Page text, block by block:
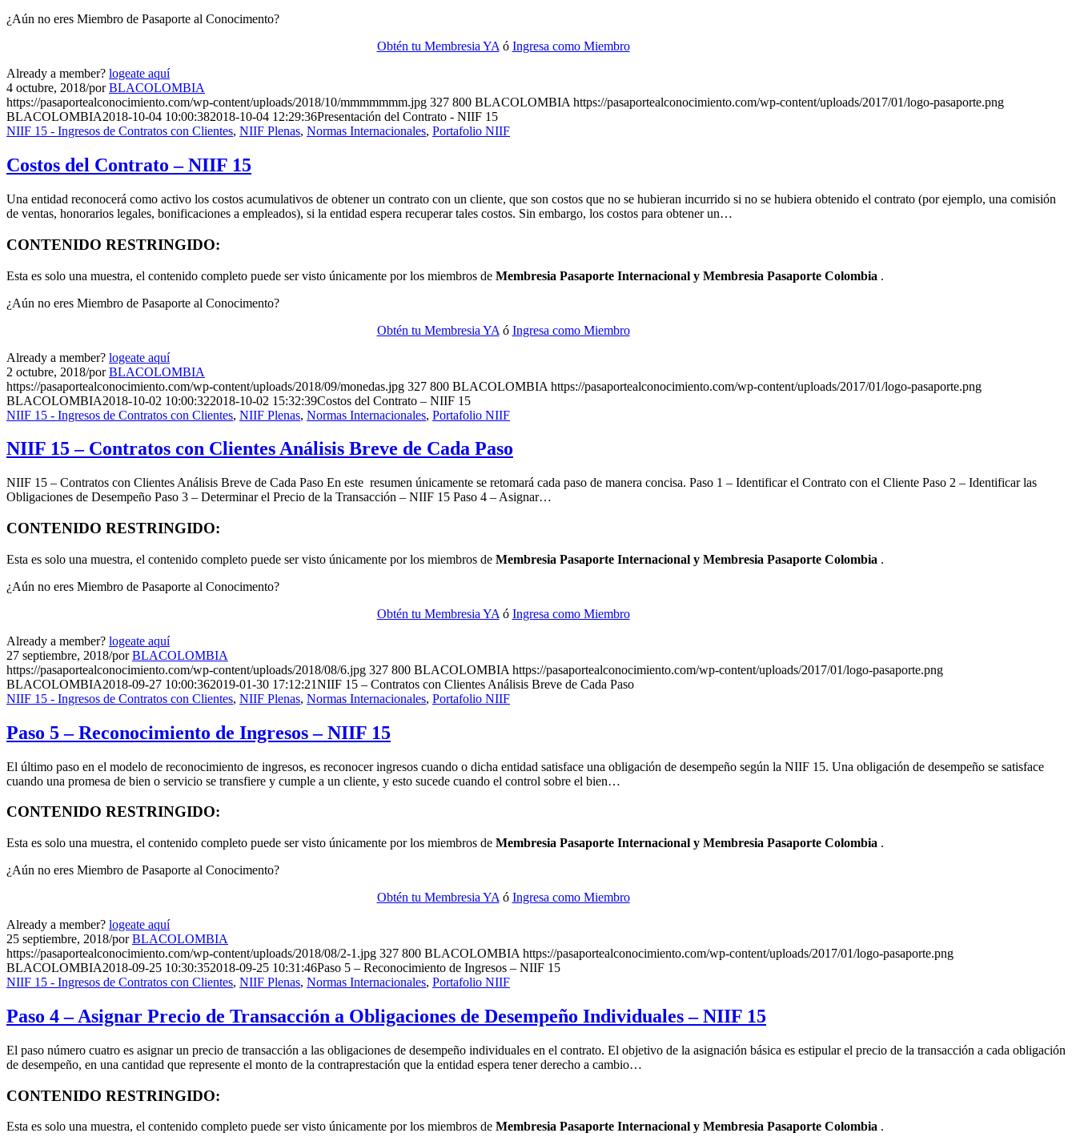
¿Aún no eres Miembro de Pasaporte al Conocimento?
Obtén tu Membresia YA ó Ingresa como Miembro
Already a member? logeate aquí
4 octubre, 2018/porBLACOLOMBIA
https://pasaportealconocimiento.com/wp-content/uploads/2018/10/mmmmmmm.jpg 327 800 BLACOLOMBIA https://pasaportealconocimiento.com/wp-content/uploads/2017/01/logo-pasaporte.png
BLACOLOMBIA2018-10-04 10:00:382018-10-04 12:29:36Presentación del Contrato - NIIF 15
NIIF 15 - Ingresos de Contratos con Clientes, NIIF Plenas, Normas Internacionales, Portafolio NIIF
Costos del Contrato – NIIF 15
Una entidad reconocerá como activo los costos acumulativos de obtener un contrato con un cliente, que son costos que no se hubieran incurrido si no se hubiera obtenido el contrato (por ejemplo, una comisión
de ventas, honorarios legales, bonificaciones a empleados), si la entidad espera recuperar tales costos. Sin embargo, los costos para obtener un…
CONTENIDO RESTRINGIDO:
Esta es solo una muestra, el contenido completo puede ser visto únicamente por los miembros de Membresia Pasaporte Internacional y Membresia Pasaporte Colombia .
¿Aún no eres Miembro de Pasaporte al Conocimento?
Obtén tu Membresia YA ó Ingresa como Miembro
Already a member? logeate aquí
2 octubre, 2018/porBLACOLOMBIA
https://pasaportealconocimiento.com/wp-content/uploads/2018/09/monedas.jpg 327 800 BLACOLOMBIA https://pasaportealconocimiento.com/wp-content/uploads/2017/01/logo-pasaporte.png
BLACOLOMBIA2018-10-02 10:00:322018-10-02 15:32:39Costos del Contrato – NIIF 15
NIIF 15 - Ingresos de Contratos con Clientes, NIIF Plenas, Normas Internacionales, Portafolio NIIF
NIIF 15 – Contratos con Clientes Análisis Breve de Cada Paso
NIIF 15 – Contratos con Clientes Análisis Breve de Cada Paso En este resumen únicamente se retomará cada paso de manera concisa. Paso 1 – Identificar el Contrato con el Cliente Paso 2 – Identificar las
Obligaciones de Desempeño Paso 3 – Determinar el Precio de la Transacción – NIIF 15 Paso 4 – Asignar…
CONTENIDO RESTRINGIDO:
Esta es solo una muestra, el contenido completo puede ser visto únicamente por los miembros de Membresia Pasaporte Internacional y Membresia Pasaporte Colombia .
¿Aún no eres Miembro de Pasaporte al Conocimento?
Obtén tu Membresia YA ó Ingresa como Miembro
Already a member? logeate aquí
27 septiembre, 2018/porBLACOLOMBIA
https://pasaportealconocimiento.com/wp-content/uploads/2018/08/6.jpg 327 800 BLACOLOMBIA https://pasaportealconocimiento.com/wp-content/uploads/2017/01/logo-pasaporte.png
BLACOLOMBIA2018-09-27 10:00:362019-01-30 17:12:21NIIF 15 – Contratos con Clientes Análisis Breve de Cada Paso
NIIF 15 - Ingresos de Contratos con Clientes, NIIF Plenas, Normas Internacionales, Portafolio NIIF
Paso 5 – Reconocimiento de Ingresos – NIIF 15
El último paso en el modelo de reconocimiento de ingresos, es reconocer ingresos cuando o dicha entidad satisface una obligación de desempeño según la NIIF 15. Una obligación de desempeño se satisface
cuando una promesa de bien o servicio se transfiere y cumple a un cliente, y esto sucede cuando el control sobre el bien…
CONTENIDO RESTRINGIDO:
Esta es solo una muestra, el contenido completo puede ser visto únicamente por los miembros de Membresia Pasaporte Internacional y Membresia Pasaporte Colombia .
¿Aún no eres Miembro de Pasaporte al Conocimento?
Obtén tu Membresia YA ó Ingresa como Miembro
Already a member? logeate aquí
25 septiembre, 2018/porBLACOLOMBIA
https://pasaportealconocimiento.com/wp-content/uploads/2018/08/2-1.jpg 327 800 BLACOLOMBIA https://pasaportealconocimiento.com/wp-content/uploads/2017/01/logo-pasaporte.png
BLACOLOMBIA2018-09-25 10:30:352018-09-25 10:31:46Paso 5 – Reconocimiento de Ingresos – NIIF 15
NIIF 15 - Ingresos de Contratos con Clientes, NIIF Plenas, Normas Internacionales, Portafolio NIIF
Paso 4 – Asignar Precio de Transacción a Obligaciones de Desempeño Individuales – NIIF 15
El paso número cuatro es asignar un precio de transacción a las obligaciones de desempeño individuales en el contrato. El objetivo de la asignación básica es estipular el precio de la transacción a cada obligación
de desempeño, en una cantidad que represente el monto de la contraprestación que la entidad espera tener derecho a cambio…
CONTENIDO RESTRINGIDO:
Esta es solo una muestra, el contenido completo puede ser visto únicamente por los miembros de Membresia Pasaporte Internacional y Membresia Pasaporte Colombia .